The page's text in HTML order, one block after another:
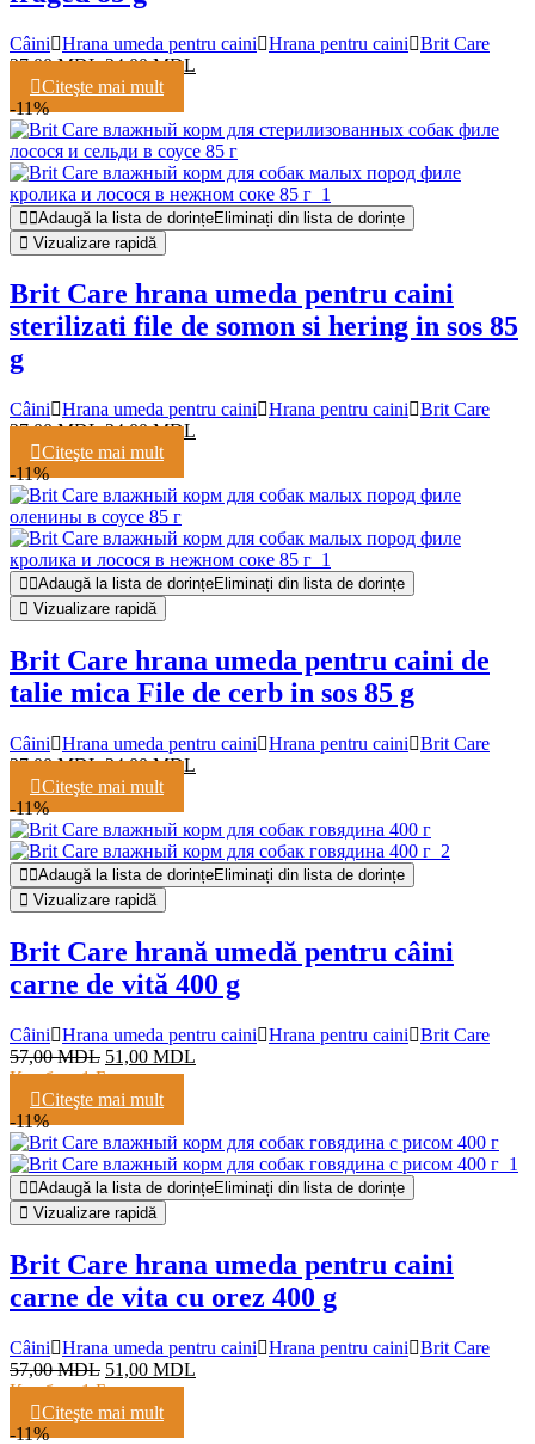
Câini Hrana umeda pentru caini Hrana pentru caini
Brit Care
27,00MDL 24,00MDL
Citeşte mai mult
-11%
Adaugă la lista de dorințeEliminați din lista de dorințe
Vizualizare rapidă
Brit Care hrana umeda pentru caini
sterilizati file de somon si hering in sos 85
g
Câini Hrana umeda pentru caini Hrana pentru caini
Brit Care
27,00MDL 24,00MDL
Citeşte mai mult
-11%
Adaugă la lista de dorințeEliminați din lista de dorințe
Vizualizare rapidă
Brit Care hrana umeda pentru caini de
talie mica File de cerb in sos 85 g
Câini Hrana umeda pentru caini Hrana pentru caini
Brit Care
27,00MDL 24,00MDL
Citeşte mai mult
-11%
Adaugă la lista de dorințeEliminați din lista de dorințe
Vizualizare rapidă
Brit Care hrană umedă pentru câini
carne de vită 400 g
Câini Hrana umeda pentru caini Hrana pentru caini
Brit Care
57,00MDL 51,00 MDL
Кешбэк:1 Балл
Citeşte mai mult
-11%
Adaugă la lista de dorințeEliminați din lista de dorințe
Vizualizare rapidă
Brit Care hrana umeda pentru caini
carne de vita cu orez 400 g
Câini Hrana umeda pentru caini Hrana pentru caini
Brit Care
57,00MDL 51,00 MDL
Кешбэк:1 Балл
Citeşte mai mult
-11%